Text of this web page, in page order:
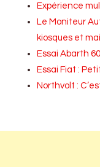
Expérience
Le Moniteur
kiosques et
Essai Abarth
Essai Fiat :
Northvolt :